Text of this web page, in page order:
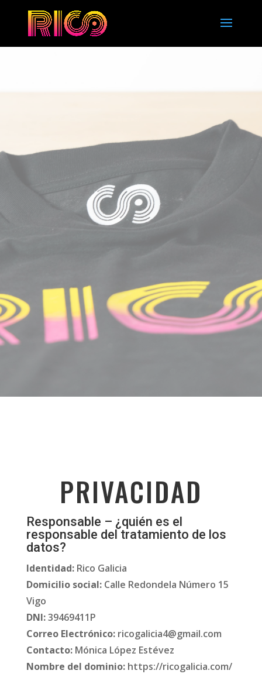
PRIVACIDAD
Responsable – ¿quién es el
responsable del tratamiento de los
datos?
Identidad: Rico Galicia
Domicilio social: Calle Redondela Número 15
Vigo
DNI:39469411P
Correo Electrónico: ricogalicia4@gmail.com
Contacto: Mónica López Estévez
Nombre del dominio: https://ricogalicia.com/